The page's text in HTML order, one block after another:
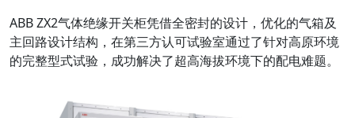
ABB ZX2气体绝缘开关柜凭借全密封的设计，优化的气箱及
主回路设计结构，在第三方认可试验室通过了针对高原环境
的完整型式试验，成功解决了超高海拔环境下的配电难题。